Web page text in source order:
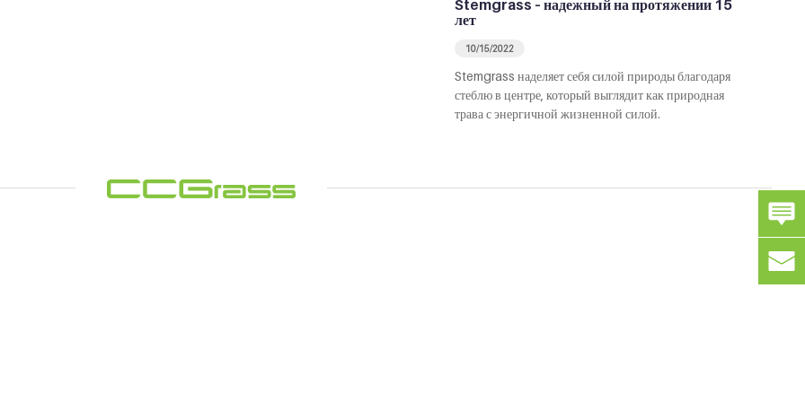
Stemgrass – надежный на протяжении 15
лет
10/15/2022
Stemgrass наделяет себя силой природы благодаря
стеблю в центре, который выглядит как природная
трава с энергичной жизненной силой.